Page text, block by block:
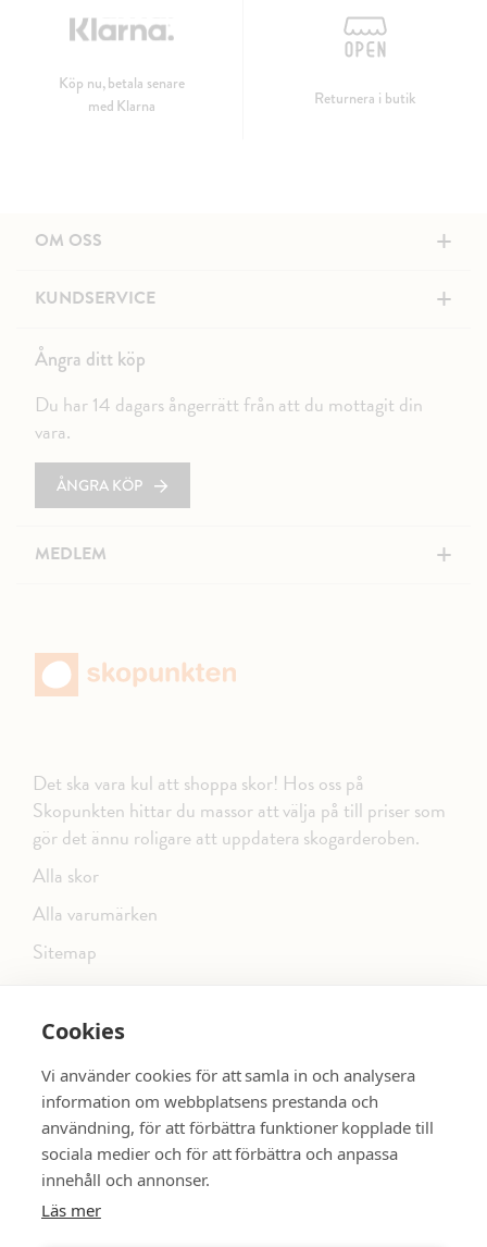
Cookies
Vi använder cookies för att samla in och analysera
information om webbplatsens prestanda och
användning, för att förbättra funktioner kopplade till
sociala medier och för att förbättra och anpassa
innehåll och annonser.
Läs mer
Köp nu, betala senare
med Klarna
Returnera i butik
OM OSS +
KUNDSERVICE +
Ångra ditt köp
Du har 14 dagars ångerrätt från att du mottagit din
vara.
ÅNGRA KÖP
MEDLEM +
Det ska vara kul att shoppa skor! Hos oss på
Skopunkten hittar du massor att välja på till priser som
gör det ännu roligare att uppdatera skogarderoben.
Alla skor
Alla varumärken
Sitemap
FÖLJ OSS PÅ SOCIALA MEDIER
SE MER SKOR: dinsko.se